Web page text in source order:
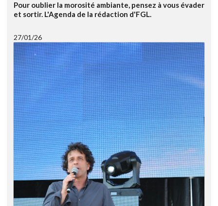
Pour oublier la morosité ambiante, pensez à vous évader
et sortir. L'Agenda de la rédaction d'FGL.
27/01/26